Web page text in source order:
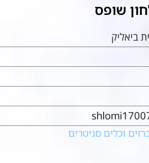
שופס
וכלים סניטרים